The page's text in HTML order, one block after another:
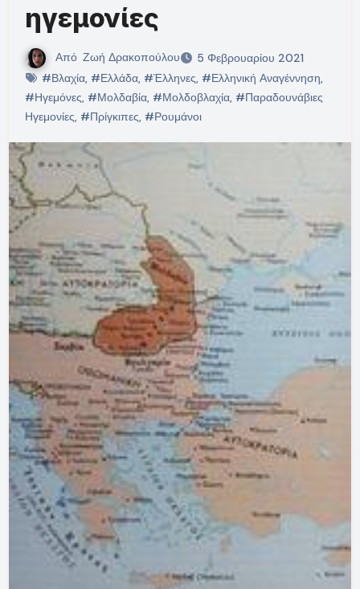
ηγεμονίες
Από Ζωή Δρακοπούλου
5 Φεβρουαρίου 2021
#Βλαχία, #Ελλάδα, #Έλληνες, #Ελληνική Αναγέννηση,
#Ηγεμόνες, #Μολδαβία, #Μολδοβλαχία, #Παραδουνάβιες
Ηγεμονίες, #Πρίγκιπες, #Ρουμάνοι